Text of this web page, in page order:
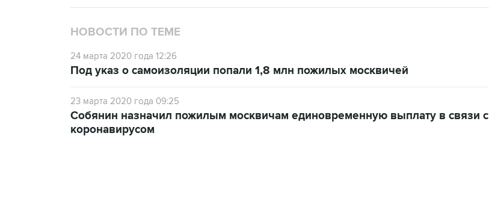
НОВОСТИ ПО ТЕМЕ
24 марта 2020 года 12:26
Под указ о самоизоляции попали 1,8 млн пожилых москвичей
23 марта 2020 года 09:25
Собянин назначил пожилым москвичам единовременную выплату в связи с
коронавирусом